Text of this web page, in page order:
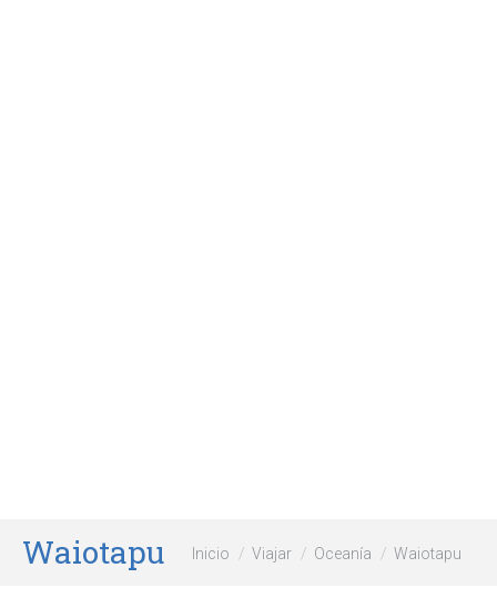
Waiotapu Estás aquí:
Inicio Viajar Oceanía Waiotapu